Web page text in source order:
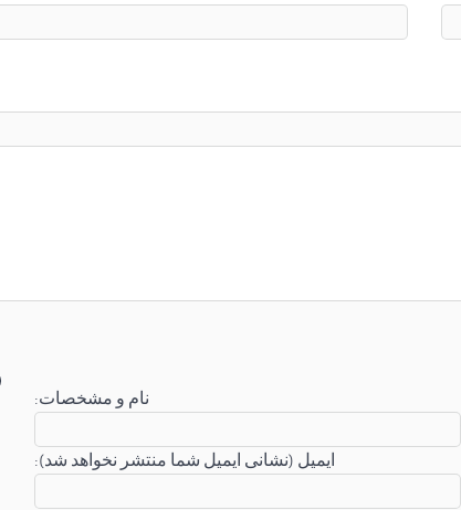
:نام و مشخصات
:ایمیل (نشانی ایمیل شما منتشر نخواهد شد)